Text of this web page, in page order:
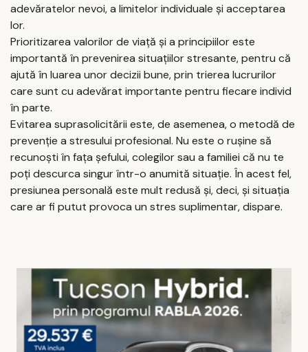
adevăratelor nevoi, a limitelor individuale și acceptarea
lor.
Prioritizarea valorilor de viață și a principiilor este
importantă în prevenirea situațiilor stresante, pentru că
ajută în luarea unor decizii bune, prin trierea lucrurilor
care sunt cu adevărat importante pentru fiecare individ
în parte.
Evitarea suprasolicitării este, de asemenea, o metodă de
prevenție a stresului profesional. Nu este o rușine să
recunoști în fața șefului, colegilor sau a familiei că nu te
poți descurca singur într-o anumită situație. În acest fel,
presiunea personală este mult redusă și, deci, și situația
care ar fi putut provoca un stres suplimentar, dispare.